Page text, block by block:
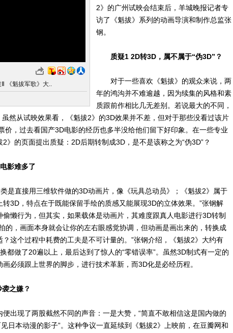
Ⅱ 《魁拔军歌》大..
2》的广州试映会结束后，羊城晚报记者专
访了《魁拔》系列的动画导演和制作总监张
钢。
质疑1 2D转3D，属不属于“伪3D”？
对于一些喜欢《魁拔》的观众来说，两
年的鸿沟并不难逾越，因为续集的风格和素
质跟前作相比几无差别。若说最大的不同，
然从试映效果看，《魁拔2》的3D效果并不差，但对于那些没看过该片
价，过去看国产3D电影的经历也多半没给他们留下好印象。在一些专业
》的页面提出质疑：2D后期转制成3D，是不是该称之为“伪3D”？
影难多了
直接用三维软件做的3D动画片，像《玩具总动员》；《魁拔2》属于
3D，特点在于既能保留手绘的质感又能展现3D的立体效果。”张钢解
偷懒行为，但其实，如果载体是动画片，其难度跟真人电影进行3D转制
的，画面本身就会让你的左右眼感觉协调，但动画是画出来的，转换成
这个过程中耗费的工夫是不可计量的。”张钢介绍，《魁拔2》大约有
都做了20遍以上，最后达到了惊人的“零错误率”。虽然3D制式有一定的
必须跟上世界的脚步，进行技术革新，而3D化是必经历程。
之嫌？
现了两股截然不同的声音：一是大赞，“简直不敢相信这是国内做的
日本动漫的影子”。这种争议一直延续到《魁拔2》上映前，在豆瓣网和